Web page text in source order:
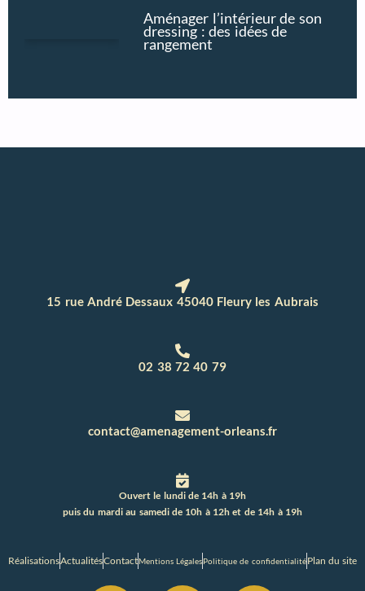
Aménager l’intérieur de son
dressing : des idées de
rangement
15 rue André Dessaux 45040 Fleury les Aubrais
02 38 72 40 79
contact@amenagement-orleans.fr
Ouvert le lundi de 14h à 19h
puis du mardi au samedi de 10h à 12h et de 14h à 19h
RéalisationsActualitésContactMentions LégalesPolitique de confidentialitéPlan du site